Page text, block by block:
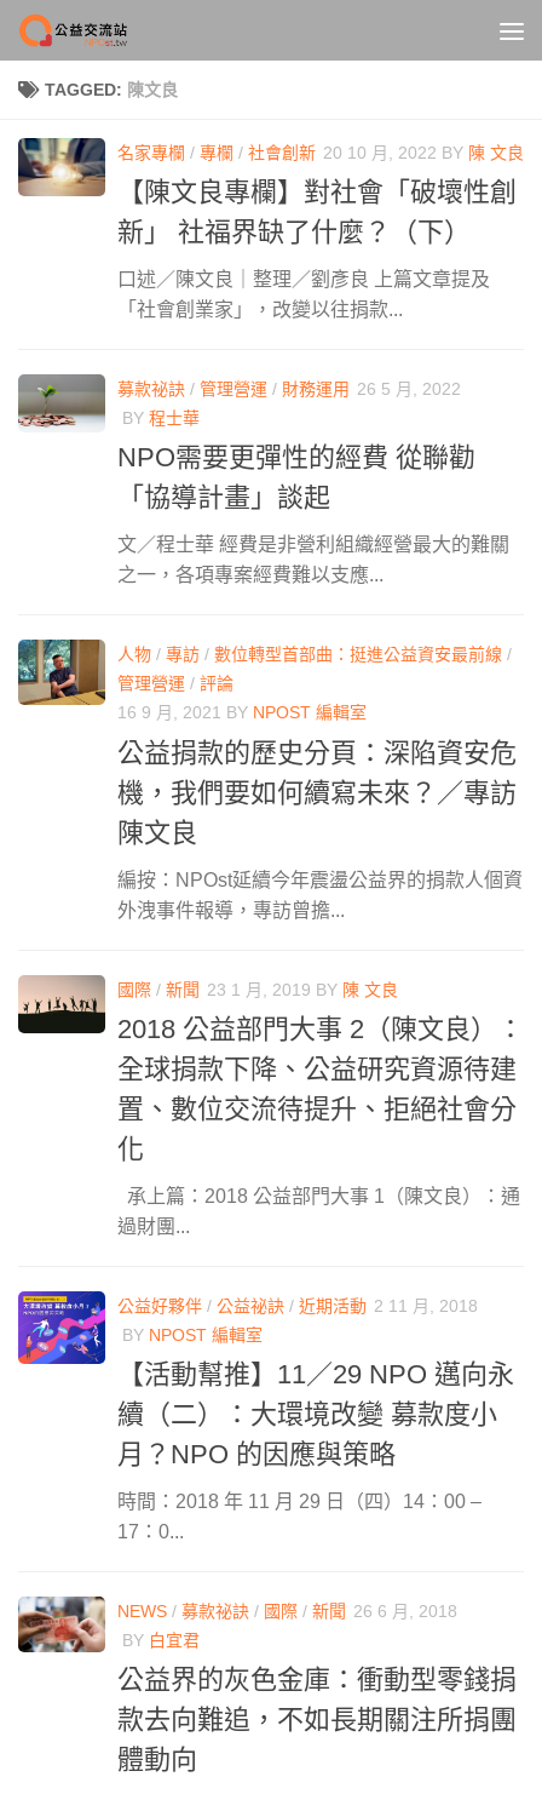
Skip to content
TAGGED: 陳文良
名家專欄 / 專欄 / 社會創新 20 10 月, 2022 BY 陳 文良
【陳文良專欄】對社會「破壞性創
新」 社福界缺了什麼？（下）
口述／陳文良｜整理／劉彥良 上篇文章提及
「社會創業家」，改變以往捐款...
募款祕訣 / 管理營運 / 財務運用 26 5 月, 2022
BY 程士華
NPO需要更彈性的經費 從聯勸
「協導計畫」談起
文／程士華 經費是非營利組織經營最大的難關
之一，各項專案經費難以支應...
人物 / 專訪 / 數位轉型首部曲：挺進公益資安最前線 /
管理營運 / 評論
16 9 月, 2021 BY NPOST 編輯室
公益捐款的歷史分頁：深陷資安危
機，我們要如何續寫未來？／專訪
陳文良
編按：NPOst延續今年震盪公益界的捐款人個資
外洩事件報導，專訪曾擔...
國際 / 新聞 23 1 月, 2019 BY 陳 文良
2018 公益部門大事 2（陳文良）：
全球捐款下降、公益研究資源待建
置、數位交流待提升、拒絕社會分
化
承上篇：2018 公益部門大事 1（陳文良）：通
過財團...
公益好夥伴 / 公益祕訣 / 近期活動 2 11 月, 2018
BY NPOST 編輯室
【活動幫推】11／29 NPO 邁向永
續（二）：大環境改變 募款度小
月？NPO 的因應與策略
時間：2018 年 11 月 29 日（四）14：00 –
17：0...
NEWS / 募款祕訣 / 國際 / 新聞 26 6 月, 2018
BY 白宜君
公益界的灰色金庫：衝動型零錢捐
款去向難追，不如長期關注所捐團
體動向